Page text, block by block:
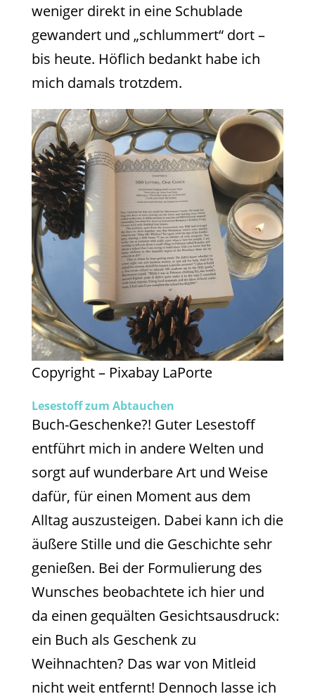
weniger direkt in eine Schublade
gewandert und „schlummert“ dort –
bis heute. Höflich bedankt habe ich
mich damals trotzdem.
Copyright – Pixabay LaPorte
Lesestoff zum Abtauchen
Buch-Geschenke?! Guter Lesestoff
entführt mich in andere Welten und
sorgt auf wunderbare Art und Weise
dafür, für einen Moment aus dem
Alltag auszusteigen. Dabei kann ich die
äußere Stille und die Geschichte sehr
genießen. Bei der Formulierung des
Wunsches beobachtete ich hier und
da einen gequälten Gesichtsausdruck:
ein Buch als Geschenk zu
Weihnachten? Das war von Mitleid
nicht weit entfernt! Dennoch lasse ich